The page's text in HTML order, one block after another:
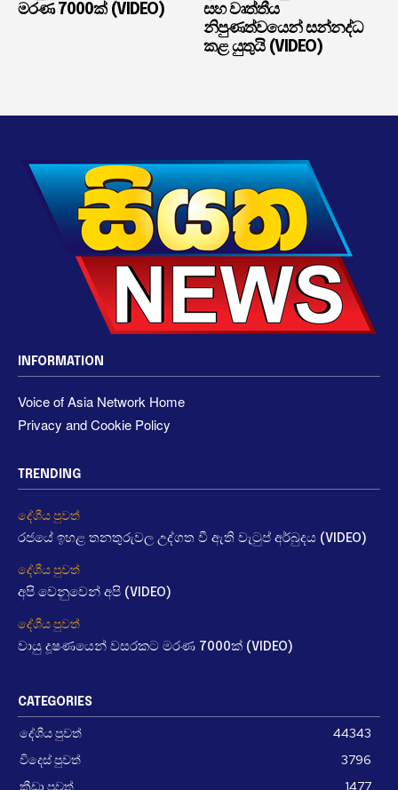
මරණ 7000ක් (VIDEO)
සහ වෘත්තීය
නිපුණත්වයෙන් සන්නද්ධ
කළ යුතුයි (VIDEO)
INFORMATION
Voice of Asia Network Home
Privacy and Cookie Policy
TRENDING
දේශීය පුවත්
රජයේ ඉහළ තනතුරුවල උද්ගත වී ඇති වැටුප් අර්බුදය (VIDEO)
දේශීය පුවත්
අපි වෙනුවෙන් අපි (VIDEO)
දේශීය පුවත්
වායු දූෂණයෙන් වසරකට මරණ 7000ක් (VIDEO)
CATEGORIES
දේශීය පුවත්
44343
විදෙස් පුවත්
3796
ක්‍රීඩා පුවත්
1477